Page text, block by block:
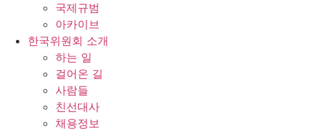
국제규범
아카이브
한국위원회 소개
하는 일
걸어온 길
사람들
친선대사
채용정보